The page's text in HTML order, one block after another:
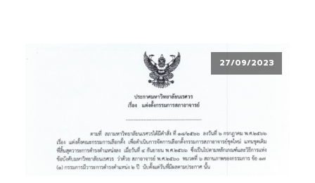
27/09/2023